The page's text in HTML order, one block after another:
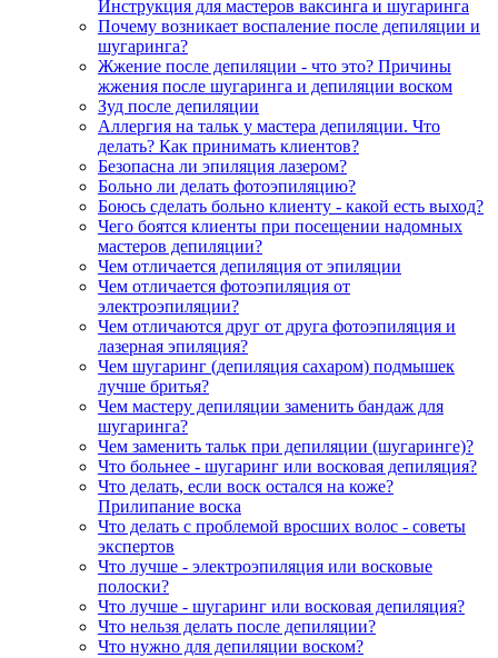
Инструкция для мастеров ваксинга и шугаринга
Почему возникает воспаление после депиляции и
шугаринга?
Жжение после депиляции - что это? Причины
жжения после шугаринга и депиляции воском
Зуд после депиляции
Аллергия на тальк у мастера депиляции. Что
делать? Как принимать клиентов?
Безопасна ли эпиляция лазером?
Больно ли делать фотоэпиляцию?
Боюсь сделать больно клиенту - какой есть выход?
Чего боятся клиенты при посещении надомных
мастеров депиляции?
Чем отличается депиляция от эпиляции
Чем отличается фотоэпиляция от
электроэпиляции?
Чем отличаются друг от друга фотоэпиляция и
лазерная эпиляция?
Чем шугаринг (депиляция сахаром) подмышек
лучше бритья?
Чем мастеру депиляции заменить бандаж для
шугаринга?
Чем заменить тальк при депиляции (шугаринге)?
Что больнее - шугаринг или восковая депиляция?
Что делать, если воск остался на коже?
Прилипание воска
Что делать с проблемой вросших волос - советы
экспертов
Что лучше - электроэпиляция или восковые
полоски?
Что лучше - шугаринг или восковая депиляция?
Что нельзя делать после депиляции?
Что нужно для депиляции воском?